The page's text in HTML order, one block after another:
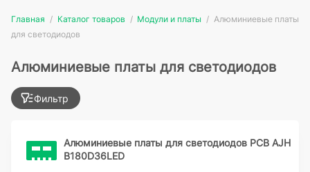
Главная Каталог товаров Модули и платы
Алюминиевые платы
для светодиодов
Алюминиевые платы для светодиодов
Фильтр
Алюминиевые платы для светодиодов PCB AJH
B180D36LED